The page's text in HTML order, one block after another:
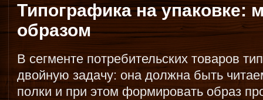
Типографика на упаковке:
образом
В сегменте потребительских товаров
двойную задачу: она должна быть
полки и при этом формировать образ